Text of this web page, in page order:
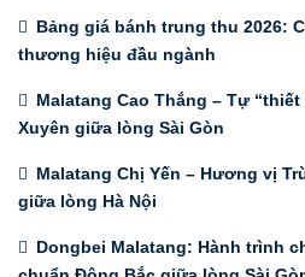
Bảng giá bánh trung thu 2026:
thương hiệu đầu ngành
Malatang Cao Thắng – Tự
Xuyên giữa lòng Sài Gòn
Malatang Chị Yến – Hương vị
giữa lòng Hà Nội
Dongbei Malatang: Hành trình